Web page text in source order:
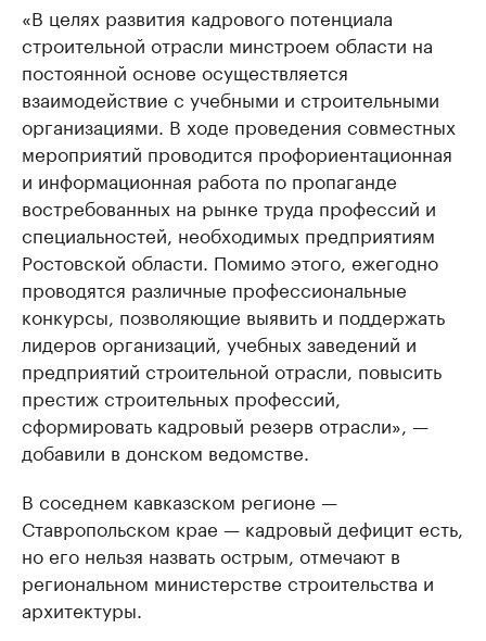
«В целях развития кадрового потенциала
строительной отрасли минстроем области на
постоянной основе осуществляется
взаимодействие с учебными и строительными
организациями. В ходе проведения совместных
мероприятий проводится профориентационная
и информационная работа по пропаганде
востребованных на рынке труда профессий и
специальностей, необходимых предприятиям
Ростовской области. Помимо этого, ежегодно
проводятся различные профессиональные
конкурсы, позволяющие выявить и поддержать
лидеров организаций, учебных заведений и
предприятий строительной отрасли, повысить
престиж строительных профессий,
сформировать кадровый резерв отрасли», —
добавили в донском ведомстве.
В соседнем кавказском регионе —
Ставропольском крае — кадровый дефицит есть,
но его нельзя назвать острым, отмечают в
региональном министерстве строительства и
архитектуры.